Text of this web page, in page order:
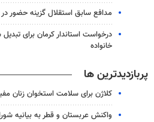
مدافع سابق استقلال گزینه حضور
درخواست استاندار کرمان برای
خانواده
پربازدیدترین ها
کلاژن برای سلامت استخوان زنان
واکنش عربستان و قطر به بیانیه